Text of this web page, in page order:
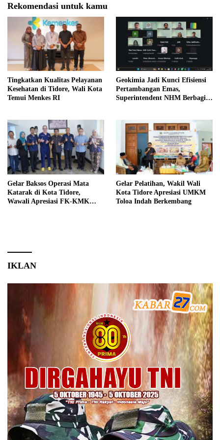
Rekomendasi untuk kamu
Tingkatkan Kualitas Pelayanan
Kesehatan di Tidore, Wali Kota
Temui Menkes RI
Geokimia Jadi Kunci Efisiensi
Pertambangan Emas,
Superintendent NHM Berbagi
Gelar Baksos Operasi Mata
Katarak di Kota Tidore,
Wawali Apresiasi FK-KMK
Gelar Pelatihan, Wakil Wali
Kota Tidore Apresiasi UMKM
Toloa Indah Berkembang
IKLAN